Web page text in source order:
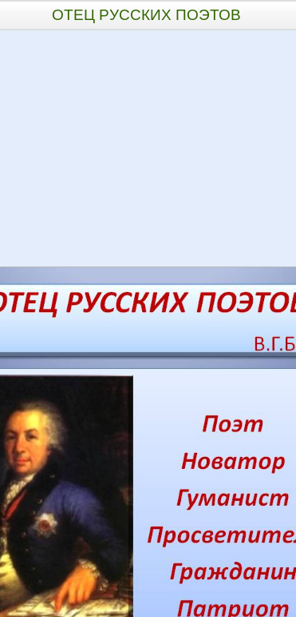
ОТЕЦ РУССКИХ ПОЭТОВ